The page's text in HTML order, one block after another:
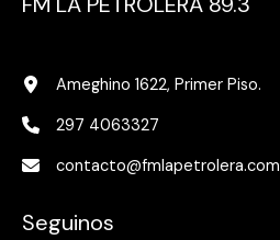
Ameghino 1622, Primer Piso.
297 4063327
contacto@fmlapetrolera.com
Seguinos